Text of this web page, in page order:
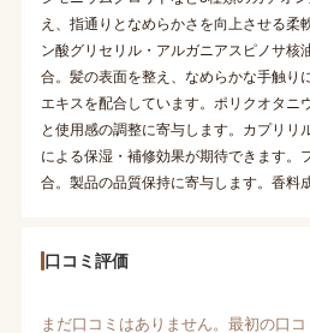
え、指通りとなめらかさを向上させる柔
ン酸グリセリル・アルガニアスピノサ核
合。髪の表面を整え、なめらかな手触り
エキスを配合しています。ポリクオタニ
と使用感の調整に寄与します。カプリリ
による保湿・補修効果が期待できます。
合。製品の品質保持に寄与します。香料
口コミ評価
まだ口コミはありません。最初の口